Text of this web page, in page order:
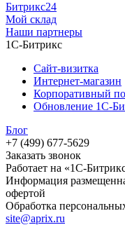
Битрикс24
Мой склад
Наши партнеры
1С-Битрикс
Сайт-визитка
Интернет-магазин
Корпоративный
Обновление 1С-
Блог
+7 (499) 677-5629
Заказать звонок
Работает на «1С-
Информация
офертой
Обработка
site@aprix.ru